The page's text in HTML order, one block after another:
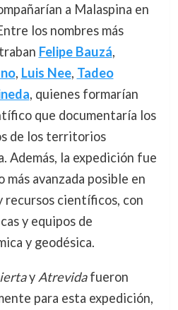
a Malaspina en
los nombres más
Felipe Bauzá,
, Luis Nee, Tadeo
, quienes formarían
que documentaría los
de los territorios
Además, la expedición fue
más avanzada posible en
recursos científicos, con
y equipos de
y geodésica.
y Atrevidafueron
para esta expedición,